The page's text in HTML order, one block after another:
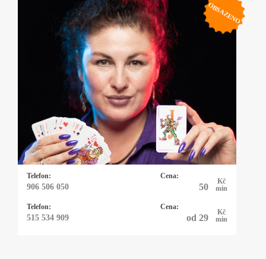
OBSAZENO
Telefon:
906 506 050
Cena:
50
Kč
min
Telefon:
515 534 909
Cena:
od 29
Kč
min
Kartářka Isabella
Na tento svět jsem přišla se silnou intuicí,
velkou vnímavostí, empatií, darem vhledu a
čtením mezi řádky. Jsem vědma, mým
domovem je starobylý Avalon, čtení z energií,
energie přírody a živlů. Vyslechnu tě, poradím,
ukážu cestu v těžkých chvílích. Funguji jako
čtečka čárových kódů Vašich trápení a starostí.
Muži mají rádi, že jim rozumím a ženy, že je